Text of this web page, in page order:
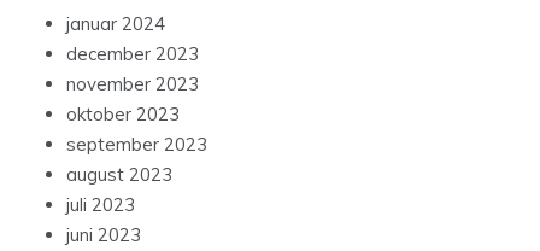
januar 2024
december 2023
november 2023
oktober 2023
september 2023
august 2023
juli 2023
juni 2023